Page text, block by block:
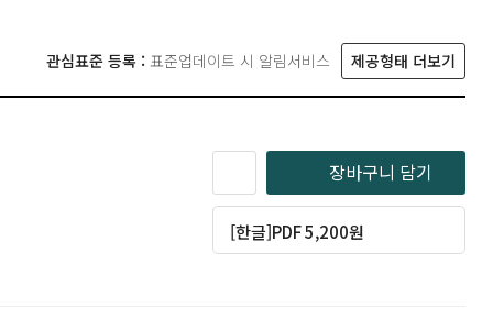
관심표준 등록 : 표준업데이트 시 알림서비스 제공형태 더보기
장바구니 담기
[한글]PDF 5,200원